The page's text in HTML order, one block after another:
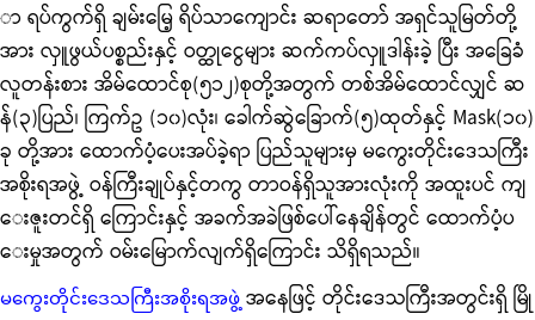
ာ ရပ်ကွက်ရှိ ချမ်းမြေ့ ရိပ်သာကျောင်း ဆရာတော် အရှင်သူမြတ်တို့
အား လှူဖွယ်ပစ္စည်းနှင့် ဝတ္ထုငွေများ ဆက်ကပ်လှူဒါန်းခဲ့ ပြီး အခြေခံ
လူတန်းစား အိမ်ထောင်စု(၅၁၂)စုတို့အတွက် တစ်အိမ်ထောင်လျှင် ဆ
န်(၃)ပြည်၊ ကြက်ဥ (၁၀)လုံး၊ ခေါက်ဆွဲခြောက်(၅)ထုတ်နှင့် Mask(၁၀)
ခု တို့အား ထောက်ပံ့ပေးအပ်ခဲ့ရာ ပြည်သူများမှ မကွေးတိုင်းဒေသကြီး
အစိုးရအဖွဲ့ ဝန်ကြီးချုပ်နှင့်တကွ တာဝန်ရှိသူအားလုံးကို အထူးပင် ကျ
ေးဇူးတင်ရှိ ကြောင်းနှင့် အခက်အခဲဖြစ်ပေါ်နေချိန်တွင် ထောက်ပံ့ပ
ေးမှုအတွက် ဝမ်းမြောက်လျက်ရှိကြောင်း သိရှိရသည်။
မကွေးတိုင်းဒေသကြီးအစိုးရအဖွဲ့အနေဖြင့် တိုင်းဒေသကြီးအတွင်းရှိ မြို